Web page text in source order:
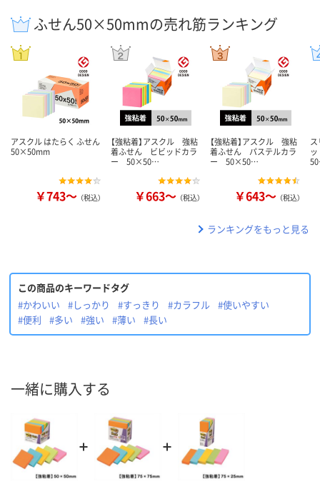
ふせん50×50mmの売れ筋ランキング
アスクル はたらく ふせん
50×50mm
￥743～ （税込）
【強粘着】アスクル 強粘
着ふせん ビビッドカラ
ー 50×50…
￥663～ （税込）
【強粘着】アスクル 強粘
着ふせん パステルカラ
ー 50×50…
￥643～ （税込）
ランキングをもっと見る
この商品のキーワードタグ
#かわいい
#しっかり #すっきり #カラフル
#使いやすい
#便利
#多い #強い #薄い #長い
一緒に購入する